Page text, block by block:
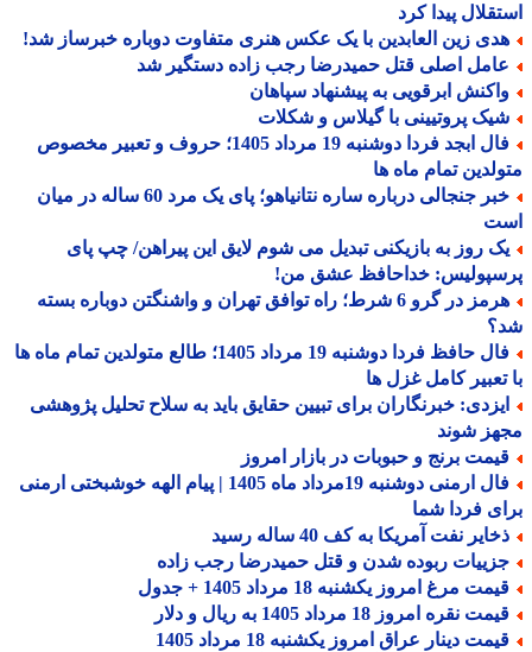
پیدا کرد
زین العابدین با یک عکس هنری متفاوت دوباره خبرساز شد!
اصلی قتل حمیدرضا رجب زاده دستگیر شد
ابرقویی به پیشنهاد سپاهان
پروتیینی با گیلاس و شکلات
فال ابجد فردا دوشنبه 19 مرداد 1405؛ حروف و تعبیر مخصوص
تمام ماه ها
خبر جنجالی درباره ساره نتانیاهو؛ پای یک مرد 60 ساله در میان
روز به بازیکنی تبدیل می شوم لایق این پیراهن/ چپ پای
خداحافظ عشق من!
هرمز در گرو 6 شرط؛ راه توافق تهران و واشنگتن دوباره بسته
فال حافظ فردا دوشنبه 19 مرداد 1405؛ طالع متولدین تمام ماه ها
کامل غزل ها
خبرنگاران برای تبیین حقایق باید به سلاح تحلیل پژوهشی
شوند
برنج و حبوبات در بازار امروز
فال ارمنی دوشنبه 19مرداد ماه 1405 | پیام الهه خوشبختی ارمنی
فردا شما
نفت آمریکا به کف 40 ساله رسید
ربوده شدن و قتل حمیدرضا رجب زاده
مرغ امروز یکشنبه 18 مرداد 1405 + جدول
نقره امروز 18 مرداد 1405 به ریال و دلار
دینار عراق امروز یکشنبه 18 مرداد 1405